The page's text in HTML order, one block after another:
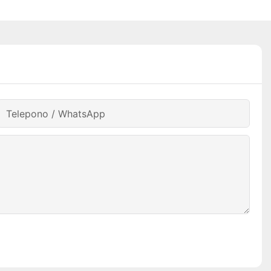
Telepono / WhatsApp